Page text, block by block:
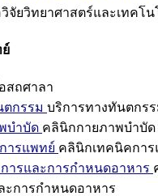
จัยวิทยาศาสตร์และเทคโน
สถศาลา
ตกรรม บริการทางทันตกร
บำบัด คลินิกกายภาพบำบัด
ารแพทย์ คลินิกเทคนิคการ
ารและการกำหนดอาหาร
ะการกำหนดอาหาร